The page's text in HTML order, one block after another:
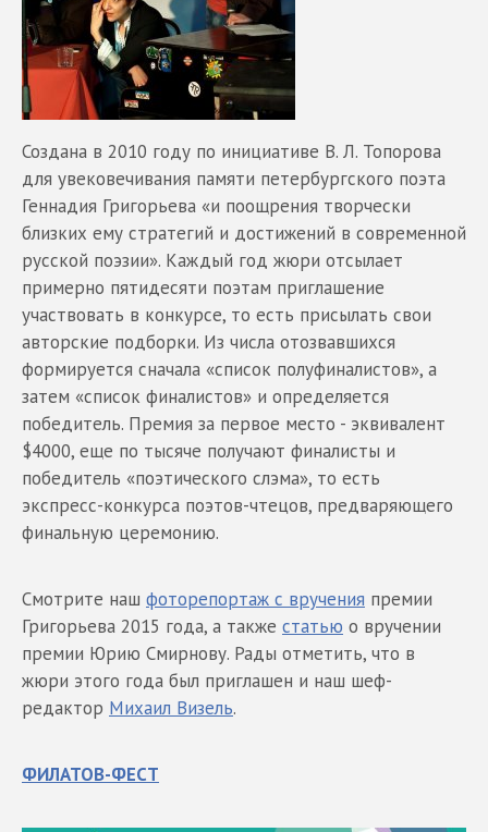
Создана в 2010 году по инициативе В. Л. Топорова
для увековечивания памяти петербургского поэта
Геннадия Григорьева «и поощрения творчески
близких ему стратегий и достижений в современной
русской поэзии». Каждый год жюри отсылает
примерно пятидесяти поэтам приглашение
участвовать в конкурсе, то есть присылать свои
авторские подборки. Из числа отозвавшихся
формируется сначала «список полуфиналистов», а
затем «список финалистов» и определяется
победитель. Премия за первое место - эквивалент
$4000, еще по тысяче получают финалисты и
победитель «поэтического слэма», то есть
экспресс-конкурса поэтов-чтецов, предваряющего
финальную церемонию.
Смотрите наш фоторепортаж с вручения премии
Григорьева 2015 года, а также статью о вручении
премии Юрию Смирнову. Рады отметить, что в
жюри этого года был приглашен и наш шеф-
редактор Михаил Визель.
ФИЛАТОВ-ФЕСТ